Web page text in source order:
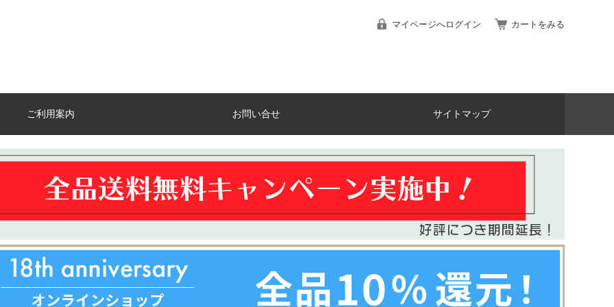
マイページへログイン カートをみる
ご利用案内 お問い合せ サイトマップ